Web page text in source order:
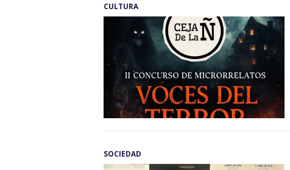
CULTURA
SOCIEDAD